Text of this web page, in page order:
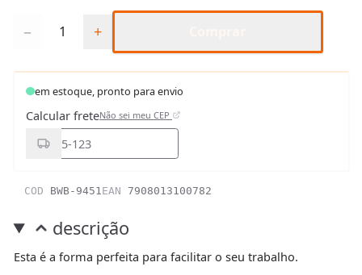
− +
em estoque, pronto para envio
Calcular freteNão sei meu CEP
COD BWB-9451 EAN 7908013100782
descrição
Esta é a forma perfeita para facilitar o seu trabalho.